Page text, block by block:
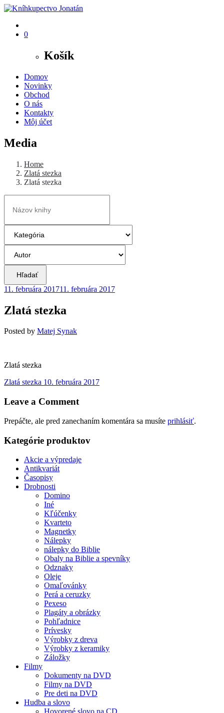
0
Košík
Domov
Novinky
Obchod
O nás
Kontakty
Môj účet
Media
Home
Zlatá stezka
Zlatá stezka
Hľadať
11. februára 201711. februára 2017
Zlatá stezka
Posted by Matej Synak
Zlatá stezka
Navigácia
v
Zlatá stezka Previous
10. februára 2017
Leave a Comment
Prepáčte, ale pred zanechaním komentára sa musíte prihlásiť.
Kategórie produktov
Akcie a výpredaje
Antikvariát
Časopisy
Drobnosti
Domino
Iné
Kľúčenky
Kvarteto
Magnetky
Nálepky
nálepky do Biblie
Obaly na Biblie a spevníky
Odznaky
Oleje
Omaľovánky
Perá a ceruzky
Pexeso
Plagáty a obrázky
Pohľadnice
Prívesky
Výrobky z dreva
Výrobky z keramiky
Záložky
Filmy
Dokumenty na DVD
Filmy na DVD
Pre deti na DVD
Hudba a slovo